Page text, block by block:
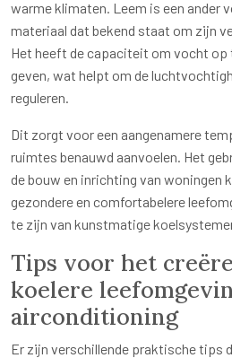
warme klimaten. Leem is een ander
materiaal dat bekend staat om zijn
Het heeft de capaciteit om vocht op
geven, wat helpt om de
reguleren.
Dit zorgt voor een aangenamere
ruimtes benauwd aanvoelen. Het
de bouw en inrichting van woningen
gezondere en comfortabelere
te zijn van kunstmatige
Tips voor het
koelere
airconditioning
Er zijn verschillende praktische tips